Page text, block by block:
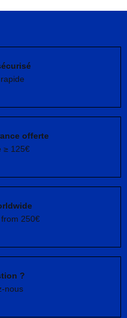
offerte
≥ 125€
250€
?
nous